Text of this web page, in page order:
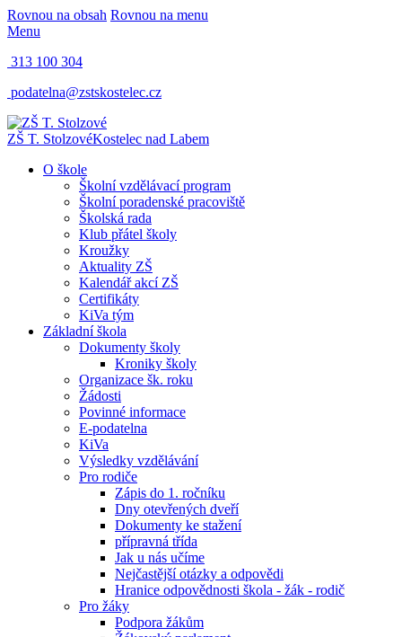
Rovnou na obsah Rovnou na menu
Menu
313 100 304
podatelna@zstskostelec.cz
ZŠ T. StolzovéKostelec nad Labem
O škole
Školní vzdělávací program
Školní poradenské pracoviště
Školská rada
Klub přátel školy
Kroužky
Aktuality ZŠ
Kalendář akcí ZŠ
Certifikáty
KiVa tým
Základní škola
Dokumenty školy
Kroniky školy
Organizace šk. roku
Žádosti
Povinné informace
E-podatelna
KiVa
Výsledky vzdělávání
Pro rodiče
Zápis do 1. ročníku
Dny otevřených dveří
Dokumenty ke stažení
přípravná třída
Jak u nás učíme
Nejčastější otázky a odpovědi
Hranice odpovědnosti škola - žák - rodič
Pro žáky
Podpora žákům